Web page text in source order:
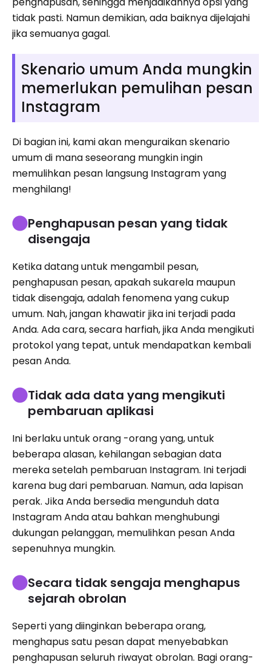
tidak pasti. Namun demikian, ada baiknya dijelajahi
jika semuanya gagal.
Skenario umum Anda mungkin
memerlukan pemulihan pesan
Instagram
Di bagian ini, kami akan menguraikan skenario
umum di mana seseorang mungkin ingin
memulihkan pesan langsung Instagram yang
menghilang!
Penghapusan pesan yang tidak
disengaja
Ketika datang untuk mengambil pesan,
penghapusan pesan, apakah sukarela maupun
tidak disengaja, adalah fenomena yang cukup
umum. Nah, jangan khawatir jika ini terjadi pada
Anda. Ada cara, secara harfiah, jika Anda mengikuti
protokol yang tepat, untuk mendapatkan kembali
pesan Anda.
Tidak ada data yang mengikuti
pembaruan aplikasi
Ini berlaku untuk orang -orang yang, untuk
beberapa alasan, kehilangan sebagian data
mereka setelah pembaruan Instagram. Ini terjadi
karena bug dari pembaruan. Namun, ada lapisan
perak. Jika Anda bersedia mengunduh data
Instagram Anda atau bahkan menghubungi
dukungan pelanggan, memulihkan pesan Anda
sepenuhnya mungkin.
Secara tidak sengaja menghapus
sejarah obrolan
Seperti yang diinginkan beberapa orang,
menghapus satu pesan dapat menyebabkan
penghapusan seluruh riwayat obrolan. Bagi orang-